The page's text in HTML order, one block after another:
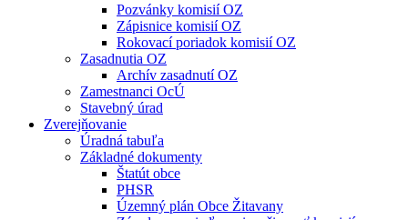
Pozvánky komisií OZ
Zápisnice komisií OZ
Rokovací poriadok komisií OZ
Zasadnutia OZ
Archív zasadnutí OZ
Zamestnanci OcÚ
Stavebný úrad
Zverejňovanie
Úradná tabuľa
Základné dokumenty
Štatút obce
PHSR
Územný plán Obce Žitavany